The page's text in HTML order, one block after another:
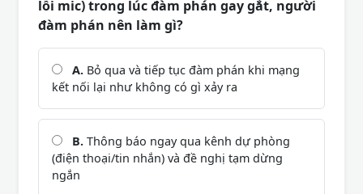
lỗi mic) trong lúc đàm phán gay gắt, người
đàm phán nên làm gì?
A. Bỏ qua và tiếp tục đàm phán khi mạng
kết nối lại như không có gì xảy ra
B. Thông báo ngay qua kênh dự phòng
(điện thoại/tin nhắn) và đề nghị tạm dừng
ngắn